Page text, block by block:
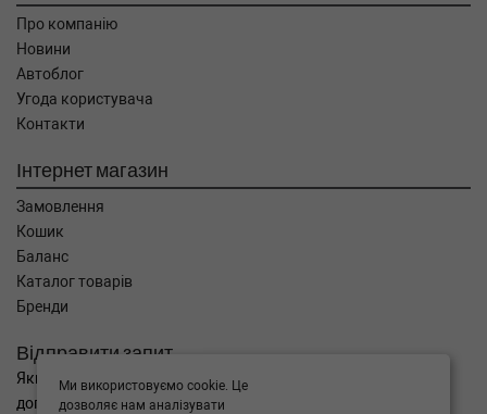
Про компанію
Новини
Автоблог
Угода користувача
Контакти
Інтернет магазин
Замовлення
Кошик
Баланс
Каталог товарів
Бренди
Відправити запит
Якщо Ви не знайшли потрібні запчастини, або Вам потрібна
допомога в підборі,
Ми використовуємо cookie. Це
дозволяє нам аналізувати